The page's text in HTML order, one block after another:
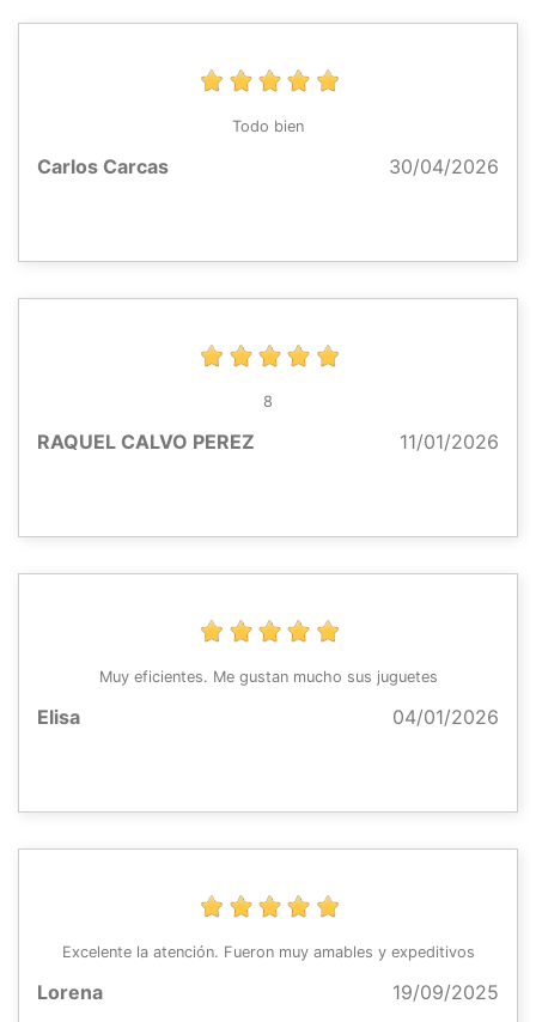
Todo bien
Carlos Carcas 30/04/2026
8
RAQUEL CALVO PEREZ 11/01/2026
Muy eficientes. Me gustan mucho sus juguetes
Elisa 04/01/2026
Excelente la atención. Fueron muy amables y expeditivos
Lorena 19/09/2025